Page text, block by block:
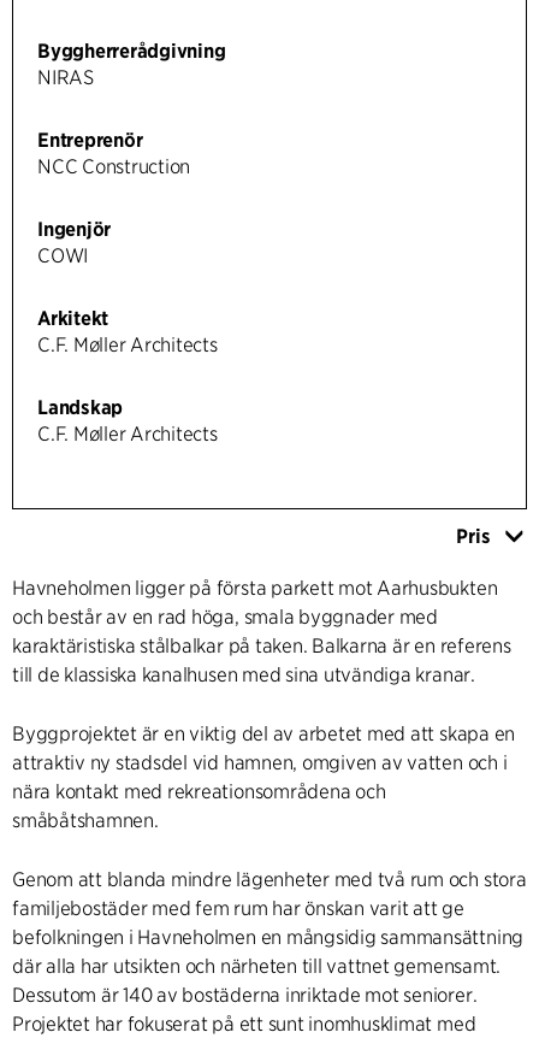
Byggherrerådgivning
NIRAS
Entreprenör
NCC Construction
Ingenjör
COWI
Arkitekt
C.F. Møller Architects
Landskap
C.F. Møller Architects
Pris
Havneholmen ligger på första parkett mot Aarhusbukten
och består av en rad höga, smala byggnader med
karaktäristiska stålbalkar på taken. Balkarna är en referens
till de klassiska kanalhusen med sina utvändiga kranar.
Byggprojektet är en viktig del av arbetet med att skapa en
attraktiv ny stadsdel vid hamnen, omgiven av vatten och i
nära kontakt med rekreationsområdena och
småbåtshamnen.
Genom att blanda mindre lägenheter med två rum och stora
familjebostäder med fem rum har önskan varit att ge
befolkningen i Havneholmen en mångsidig sammansättning
där alla har utsikten och närheten till vattnet gemensamt.
Dessutom är 140 av bostäderna inriktade mot seniorer.
Projektet har fokuserat på ett sunt inomhusklimat med